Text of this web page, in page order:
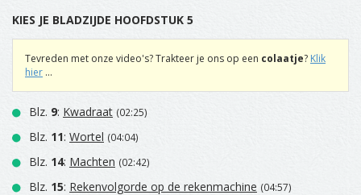
KIES JE BLADZIJDE HOOFDSTUK 5
Tevreden met onze video's? Trakteer je ons op een colaatje? Klik
hier ...
Blz. 9: Kwadraat (02:25)
Blz. 11: Wortel (04:04)
Blz. 14: Machten (02:42)
Blz. 15: Rekenvolgorde op de rekenmachine (04:57)